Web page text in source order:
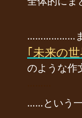
………………
｢未来の
のような
……という一